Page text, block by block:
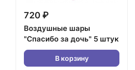
720 ₽
Воздушные шары
"Спасибо за дочь" 5 штук
В корзину